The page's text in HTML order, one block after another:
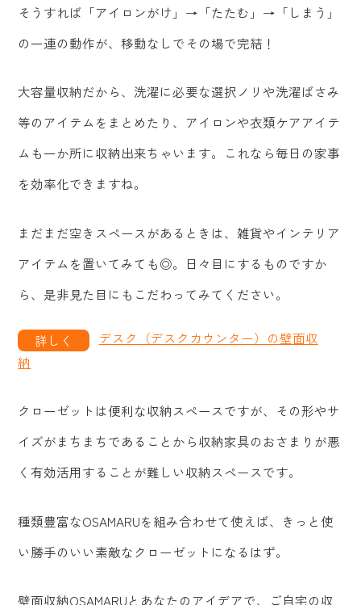
そうすれば「アイロンがけ」→「たたむ」→「しまう」
の一連の動作が、移動なしでその場で完結！
大容量収納だから、洗濯に必要な選択ノリや洗濯ばさみ
等のアイテムをまとめたり、アイロンや衣類ケアアイテ
ムも一か所に収納出来ちゃいます。これなら毎日の家事
を効率化できますね。
まだまだ空きスペースがあるときは、雑貨やインテリア
アイテムを置いてみても◎。日々目にするものですか
ら、是非見た目にもこだわってみてください。
デスク（デスクカウンター）の壁面収
納
クローゼットは便利な収納スペースですが、その形やサ
イズがまちまちであることから収納家具のおさまりが悪
く有効活用することが難しい収納スペースです。
種類豊富なOSAMARUを組み合わせて使えば、きっと使
い勝手のいい素敵なクローゼットになるはず。
壁面収納OSAMARUとあなたのアイデアで、ご自宅の収